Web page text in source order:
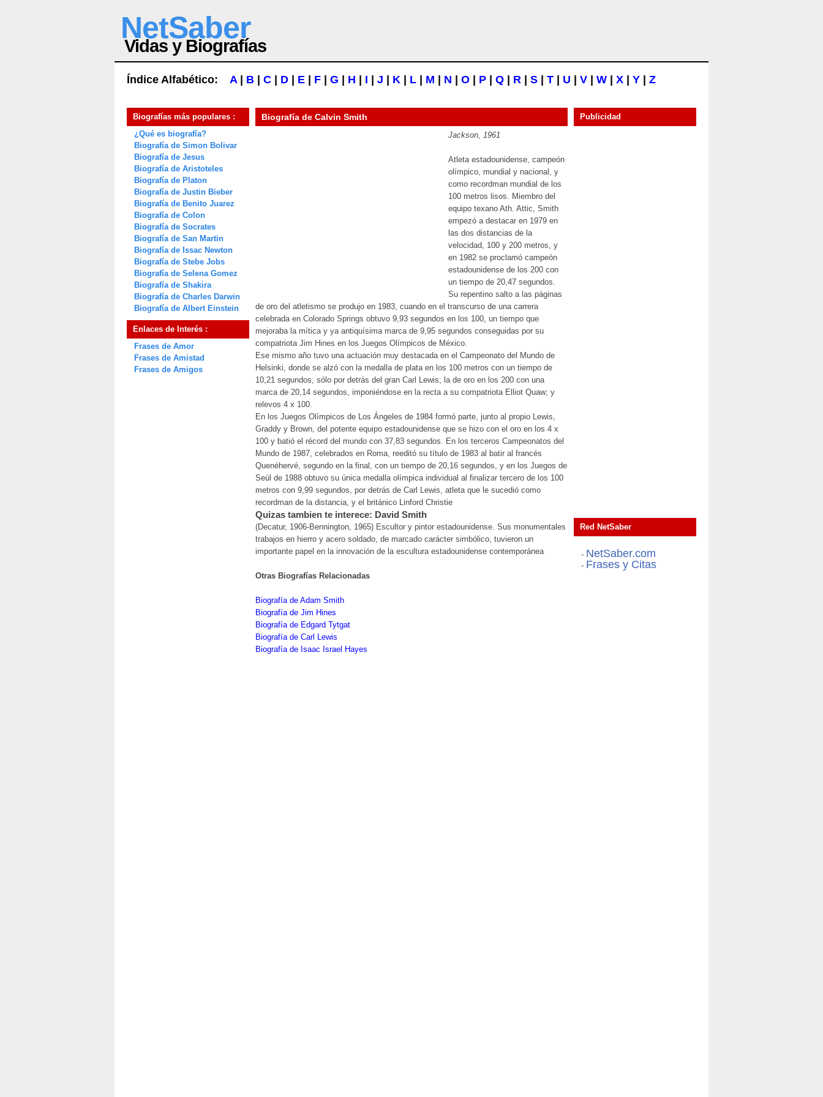
NetSaber
Vidas y Biografías
Índice Alfabético: A| B C D E F G H I J K L M N O P Q R S T U V W X Y Z
Biografías más populares :
¿Qué es biografía?
Biografía de Simon Bolivar
Biografía de Jesus
Biografía de Aristoteles
Biografía de Platon
Biografía de Justin Bieber
Biografía de Benito Juarez
Biografía de Colon
Biografía de Socrates
Biografía de San Martin
Biografía de Issac Newton
Biografía de Stebe Jobs
Biografía de Selena Gomez
Biografía de Shakira
Biografía de Charles Darwin
Biografía de Albert Einstein
Enlaces de Interés :
Frases de Amor
Frases de Amistad
Frases de Amigos
Biografía de Calvin Smith
Jackson, 1961
Atleta estadounidense, campeón
olímpico, mundial y nacional, y
como recordman mundial de los
100 metros lisos. Miembro del
equipo texano Ath. Attic, Smith
empezó a destacar en 1979 en
las dos distancias de la
velocidad, 100 y 200 metros, y
en 1982 se proclamó campeón
estadounidense de los 200 con
un tiempo de 20,47 segundos.
Su repentino salto a las páginas
de oro del atletismo se produjo en 1983, cuando en el transcurso de una carrera
celebrada en Colorado Springs obtuvo 9,93 segundos en los 100, un tiempo que
mejoraba la mítica y ya antiquísima marca de 9,95 segundos conseguidas por su
compatriota Jim Hines en los Juegos Olímpicos de México.
Ese mismo año tuvo una actuación muy destacada en el Campeonato del Mundo de
Helsinki, donde se alzó con la medalla de plata en los 100 metros con un tiempo de
10,21 segundos, sólo por detrás del gran Carl Lewis; la de oro en los 200 con una
marca de 20,14 segundos, imponiéndose en la recta a su compatriota Elliot Quaw; y
relevos 4 x 100.
En los Juegos Olímpicos de Los Ángeles de 1984 formó parte, junto al propio Lewis,
Graddy y Brown, del potente equipo estadounidense que se hizo con el oro en los 4 x
100 y batió el récord del mundo con 37,83 segundos. En los terceros Campeonatos del
Mundo de 1987, celebrados en Roma, reeditó su título de 1983 al batir al francés
Quenéhervé, segundo en la final, con un tiempo de 20,16 segundos, y en los Juegos de
Seúl de 1988 obtuvo su única medalla olímpica individual al finalizar tercero de los 100
metros con 9,99 segundos, por detrás de Carl Lewis, atleta que le sucedió como
recordman de la distancia, y el británico Linford Christie
Quizas tambien te interece: David Smith
(Decatur, 1906-Bennington, 1965) Escultor y pintor estadounidense. Sus monumentales
trabajos en hierro y acero soldado, de marcado carácter simbólico, tuvieron un
importante papel en la innovación de la escultura estadounidense contemporánea
Otras Biografías Relacionadas
Biografía de Adam Smith
Biografía de Jim Hines
Biografía de Edgard Tytgat
Biografía de Carl Lewis
Biografía de Isaac Israel Hayes
Publicidad
Red NetSaber
- NetSaber.com
- Frases y Citas